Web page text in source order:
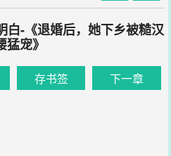
白-《退婚后，她下乡被糙汉
猛宠》
存书签 下一章